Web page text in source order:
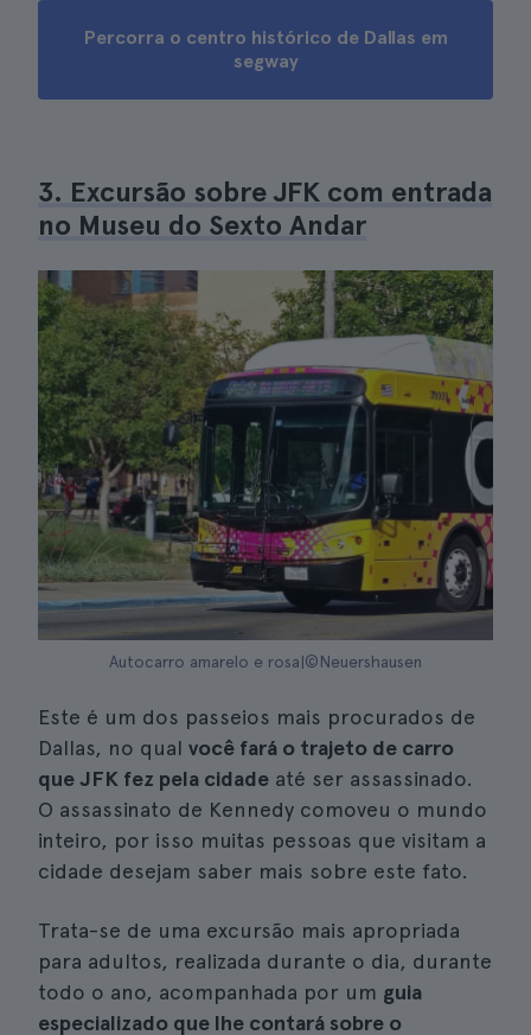
Percorra o centro histórico de Dallas em
segway
3. Excursão sobre JFK com entrada
no Museu do Sexto Andar
Autocarro amarelo e rosa|©Neuershausen
Este é um dos passeios mais procurados de
Dallas, no qual você fará o trajeto de carro
que JFK fez pela cidade até ser assassinado.
O assassinato de Kennedy comoveu o mundo
inteiro, por isso muitas pessoas que visitam a
cidade desejam saber mais sobre este fato.
Trata-se de uma excursão mais apropriada
para adultos, realizada durante o dia, durante
todo o ano, acompanhada por um guia
especializado que lhe contará sobre o